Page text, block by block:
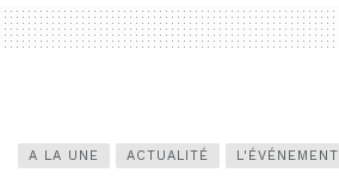
A LA UNE ACTUALITÉ L'ÉVÉNEMENT